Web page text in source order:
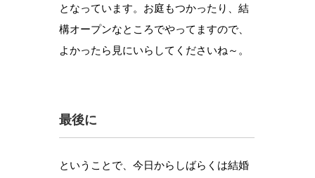
となっています。お庭もつかったり、結
構オープンなところでやってますので、
よかったら見にいらしてくださいね～。
最後に
ということで、今日からしばらくは結婚